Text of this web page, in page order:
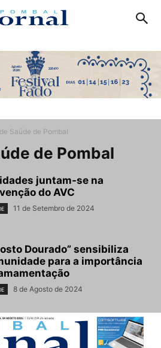
Saúde de Pombal
de Pombal
juntam-se na
do AVC
11 de Setembro de 2024
Dourado” sensibiliza
para a importância
8 de Agosto de 2024